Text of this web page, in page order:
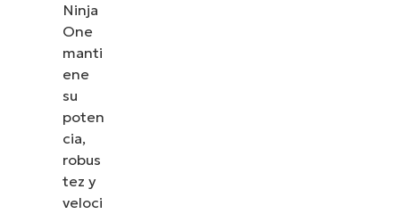
Ninja
One
manti
ene
su
poten
cia,
robus
tez y
veloci